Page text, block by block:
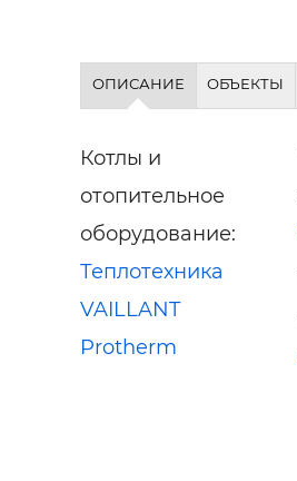
ОПИСАНИЕ ОБЪЕКТЫ
Котлы и
отопительное
оборудование:
Теплотехника
VAILLANT
Protherm